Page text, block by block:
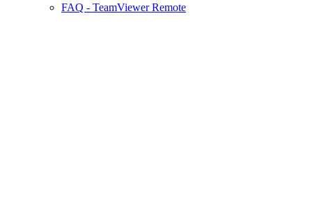
FAQ - TeamViewer Remote